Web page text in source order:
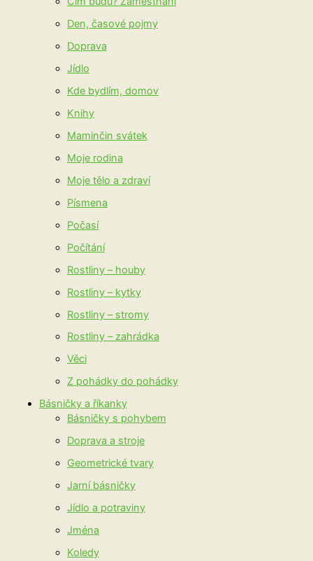
Den, časové pojmy
Doprava
Jídlo
Kde bydlím, domov
Knihy
Maminčin svátek
Moje rodina
Moje tělo a zdraví
Písmena
Počasí
Počítání
Rostliny – houby
Rostliny – kytky
Rostliny – stromy
Rostliny – zahrádka
Věci
Z pohádky do pohádky
Básničky a říkanky
Básničky s pohybem
Doprava a stroje
Geometrické tvary
Jarní básničky
Jídlo a potraviny
Jména
Koledy